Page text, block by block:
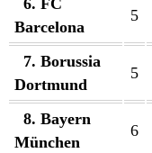
6. FC
Barcelona
5
7. Borussia
Dortmund
5
8. Bayern
München
6